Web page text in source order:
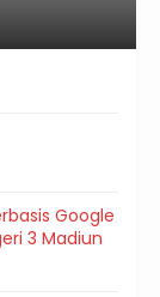
Google
3 Madiun